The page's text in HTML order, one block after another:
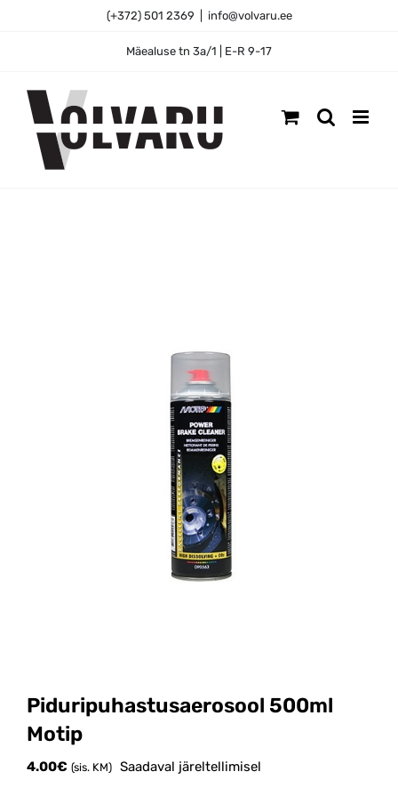
(+372) 501 2369 info@volvaru.ee
Mäealuse tn 3a/1 | E-R 9-17
Piduripuhastusaerosool 500ml
Motip
4.00€ (sis. KM) Saadaval järeltellimisel